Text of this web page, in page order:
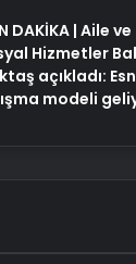
DAKİKA | Aile ve
Hizmetler
açıkladı:
modeli